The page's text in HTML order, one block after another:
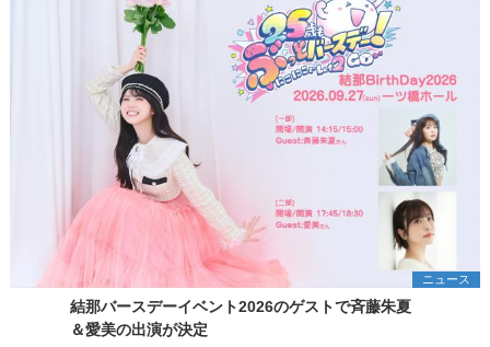
ニュース
結那バースデーイベント2026のゲストで斉藤朱夏
＆愛美の出演が決定